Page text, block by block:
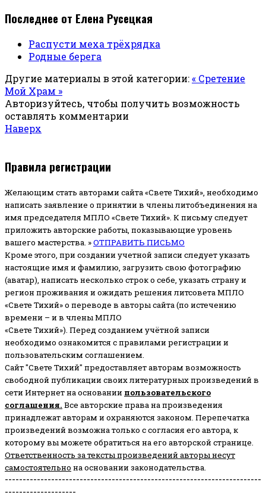
Последнее от Елена Русецкая
Распусти меха трёхрядка
Родные берега
Другие материалы в этой категории:« Сретение
Мой Храм »
Авторизуйтесь, чтобы получить возможность
оставлять комментарии
Наверх
Правила регистрации
Желающим стать авторами сайта «Свете Тихий», необходимо
написать заявление о принятии в члены литобъединения на
имя председателя МПЛО «Свете Тихий». К письму следует
приложить авторские работы, показывающие уровень
вашего мастерства. »ОТПРАВИТЬ ПИСЬМО
Кроме этого, при создании учетной записи следует указать
настоящие имя и фамилию, загрузить свою фотографию
(аватар), написать несколько строк о себе, указать страну и
регион проживания и ожидать решения литсовета МПЛО
«Свете Тихий» о переводе в авторы сайта (по истечению
времени – и в члены МПЛО
«Свете Тихий»). Перед созданием учётной записи
необходимо ознакомится с правилами регистрации и
пользовательским соглашением.
Сайт "Свете Тихий" предоставляет авторам возможность
свободной публикации своих литературных произведений в
сети Интернет на основании пользовательского
соглашения. Все авторские права на произведения
принадлежат авторам и охраняются законом. Перепечатка
произведений возможна только с согласия его автора, к
которому вы можете обратиться на его авторской странице.
Ответственность за тексты произведений авторы несут
самостоятельно на основании законодательства.
------------------------------------------------------------------------
--------------------